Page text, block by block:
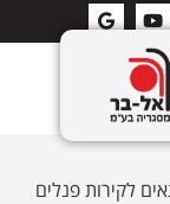
לקירות פנלים